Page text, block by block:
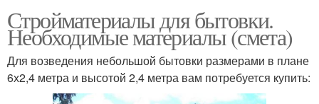
Стройматериалы для бытовки.
Необходимые материалы (смета)
Для возведения небольшой бытовки размерами в плане
6х2,4 метра и высотой 2,4 метра вам потребуется купить: